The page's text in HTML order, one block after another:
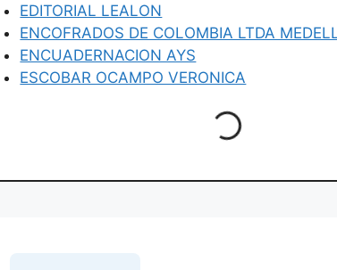
EDITORIAL LEALON
ENCOFRADOS DE COLOMBIA LTDA
ENCUADERNACION AYS
ESCOBAR OCAMPO VERONICA
Loading...